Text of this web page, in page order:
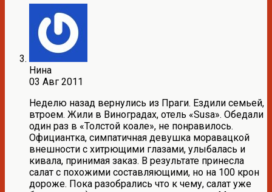
Нина
03 Авг 2011
Неделю назад вернулись из Праги. Ездили семьей,
втроем. Жили в Виноградах, отель «Susa». Обедали
один раз в «Толстой коале», не понравилось.
Официантка, симпатичная девушка моравацкой
внешности с хитрющими глазами, улыбалась и
кивала, принимая заказ. В результате принесла
салат с похожими составляющими, но на 100 крон
дороже. Пока разобрались что к чему, салат уже